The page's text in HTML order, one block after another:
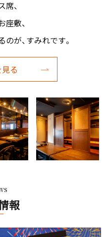
、
敷、
が、すみれです。
る
報